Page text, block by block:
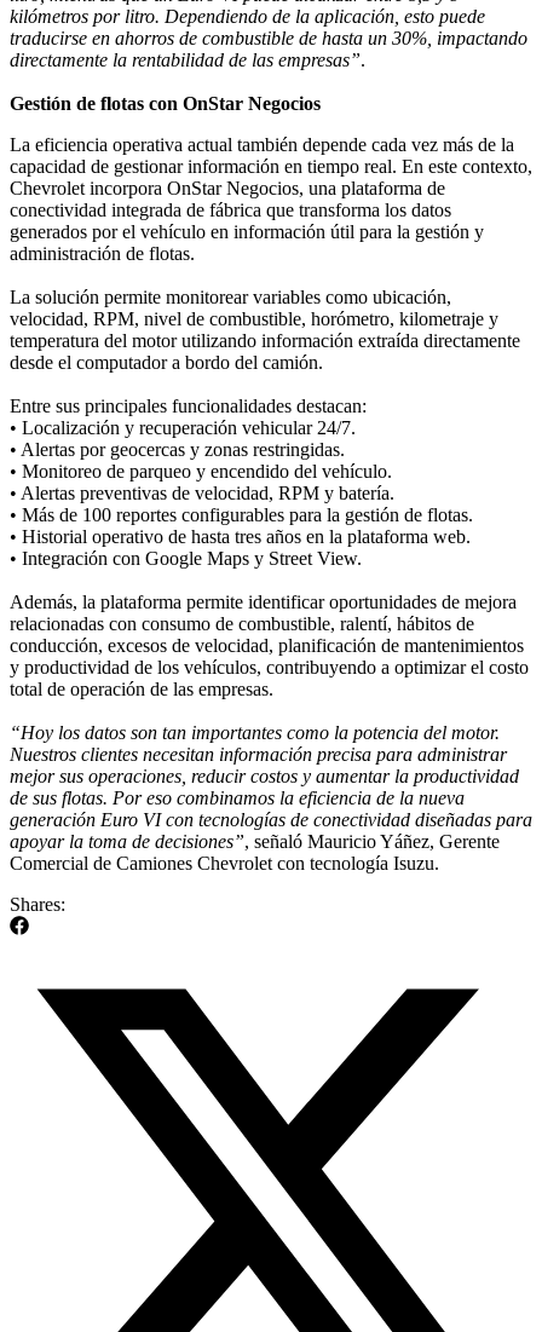
kilómetros por litro. Dependiendo de la aplicación, esto puede
traducirse en ahorros de combustible de hasta un 30%, impactando
directamente la rentabilidad de las empresas”.
Gestión de flotas con OnStar Negocios
La eficiencia operativa actual también depende cada vez más de la
capacidad de gestionar información en tiempo real. En este contexto,
Chevrolet incorpora OnStar Negocios, una plataforma de
conectividad integrada de fábrica que transforma los datos
generados por el vehículo en información útil para la gestión y
administración de flotas.
La solución permite monitorear variables como ubicación,
velocidad, RPM, nivel de combustible, horómetro, kilometraje y
temperatura del motor utilizando información extraída directamente
desde el computador a bordo del camión.
Entre sus principales funcionalidades destacan:
• Localización y recuperación vehicular 24/7.
• Alertas por geocercas y zonas restringidas.
• Monitoreo de parqueo y encendido del vehículo.
• Alertas preventivas de velocidad, RPM y batería.
• Más de 100 reportes configurables para la gestión de flotas.
• Historial operativo de hasta tres años en la plataforma web.
• Integración con Google Maps y Street View.
Además, la plataforma permite identificar oportunidades de mejora
relacionadas con consumo de combustible, ralentí, hábitos de
conducción, excesos de velocidad, planificación de mantenimientos
y productividad de los vehículos, contribuyendo a optimizar el costo
total de operación de las empresas.
“Hoy los datos son tan importantes como la potencia del motor.
Nuestros clientes necesitan información precisa para administrar
mejor sus operaciones, reducir costos y aumentar la productividad
de sus flotas. Por eso combinamos la eficiencia de la nueva
generación Euro VI con tecnologías de conectividad diseñadas para
apoyar la toma de decisiones”, señaló Mauricio Yáñez, Gerente
Comercial de Camiones Chevrolet con tecnología Isuzu.
Shares: